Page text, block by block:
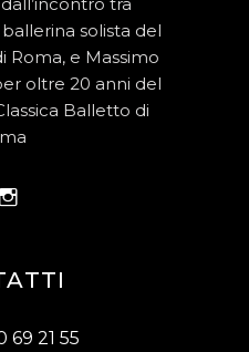
solista del
Roma, e Massimo
oltre 20 anni del
Balletto di
69 21 55